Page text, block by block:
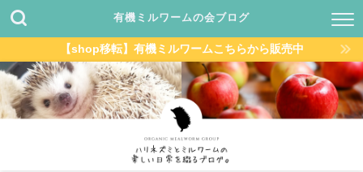
有機ミルワームの会ブログ
【shop移転】有機ミルワームこちらから販売中